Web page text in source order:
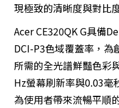
現極致的清晰度與對比
Acer CE320QK G具備
DCI-P3色域覆蓋率，
所需的全光譜鮮豔色彩
Hz螢幕刷新率與0.03毫
為使用者帶來流暢平順